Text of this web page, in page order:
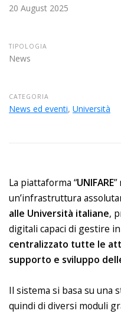
20 August 2025
TIPOLOGIA
News
CATEGORIA
News ed eventi, Università
La piattaforma “UNIFARE
un’infrastruttura
alle Università italiane,
digitali capaci di gestire
centralizzato tutte le
supporto e sviluppo
Il sistema si basa su una
quindi di diversi moduli